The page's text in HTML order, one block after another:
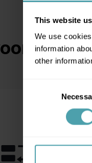
This website
We use
information
other